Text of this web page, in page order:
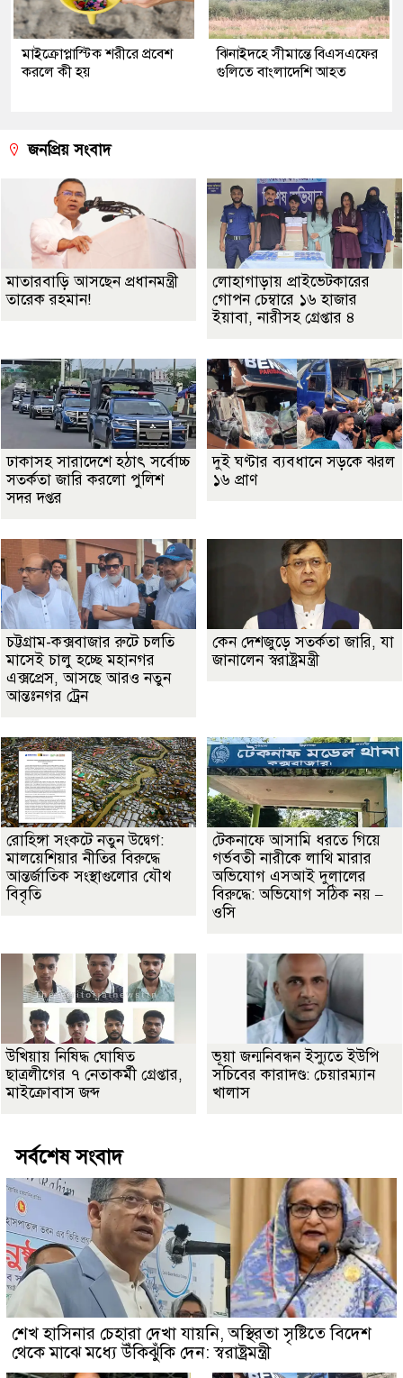
মাইক্রোপ্লাস্টিক শরীরে প্রবেশ
করলে কী হয়
ঝিনাইদহে সীমান্তে বিএসএফের
গুলিতে বাংলাদেশি আহত
জনপ্রিয় সংবাদ
মাতারবাড়ি আসছেন প্রধানমন্ত্রী
তারেক রহমান!
লোহাগাড়ায় প্রাইভেটকারের
গোপন চেম্বারে ১৬ হাজার
ইয়াবা, নারীসহ গ্রেপ্তার ৪
ঢাকাসহ সারাদেশে হঠাৎ সর্বোচ্চ
সতর্কতা জা‌রি করলো পুলিশ
সদর দপ্তর
দুই ঘণ্টার ব্যবধানে সড়কে ঝরল
১৬ প্রাণ
চট্টগ্রাম-কক্সবাজার রুটে চলতি
মাসেই চালু হচ্ছে মহানগর
এক্সপ্রেস, আসছে আরও নতুন
আন্তঃনগর ট্রেন
কেন দেশজুড়ে সতর্কতা জারি, যা
জানালেন স্বরাষ্ট্রমন্ত্রী
রোহিঙ্গা সংকটে নতুন উদ্বেগ:
মালয়েশিয়ার নীতির বিরুদ্ধে
আন্তর্জাতিক সংস্থাগুলোর যৌথ
বিবৃতি
টেকনাফে আসামি ধরতে গিয়ে
গর্ভবতী নারীকে লাথি মারার
অভিযোগ এসআই দুলালের
বিরুদ্ধে: অভিযোগ সঠিক নয় –
ওসি
উখিয়ায় নিষিদ্ধ ঘোষিত
ছাত্রলীগের ৭ নেতাকর্মী গ্রেপ্তার,
মাইক্রোবাস জব্দ
ভূয়া জন্মনিবন্ধন ইস্যুতে ইউপি
সচিবের কারাদণ্ড: চেয়ারম্যান
খালাস
সর্বশেষ সংবাদ
শেখ হাসিনার চেহারা দেখা যায়নি, অস্থিরতা সৃষ্টিতে বিদেশ
থেকে মাঝে মধ্যে উঁকিঝুঁকি দেন: স্বরাষ্ট্রমন্ত্রী